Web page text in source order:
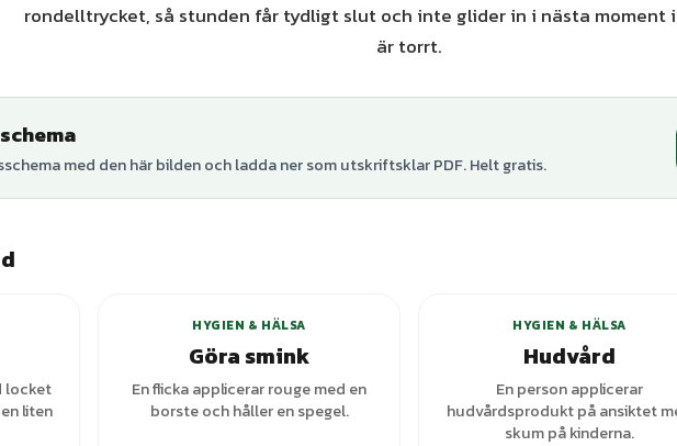
rondelltrycket, så stunden får tydligt slut och inte glider in i nästa moment
är torrt.
med den här bilden och ladda ner som utskriftsklar PDF. Helt gratis.
locket
liten
HYGIEN & HÄLSA
Göra smink
En flicka applicerar rouge med en
borste och håller en spegel.
HYGIEN & HÄLSA
Hudvård
En person applicerar
hudvårdsprodukt på ansiktet
skum på kinderna.